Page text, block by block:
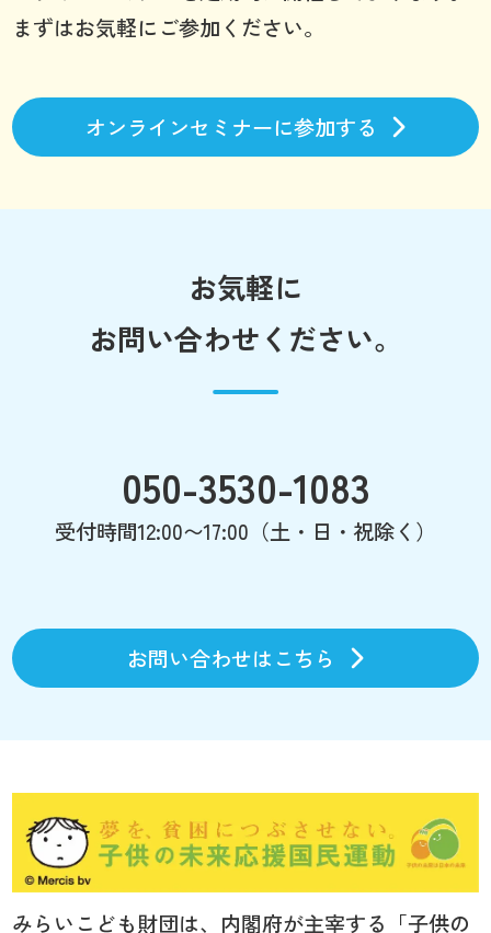
まずはお気軽にご参加ください。
オンラインセミナーに参加する
お気軽に
お問い合わせください。
050-3530-1083
受付時間12:00〜17:00（土・日・祝除く）
お問い合わせはこちら
みらいこども財団は、内閣府が主宰する「子供の